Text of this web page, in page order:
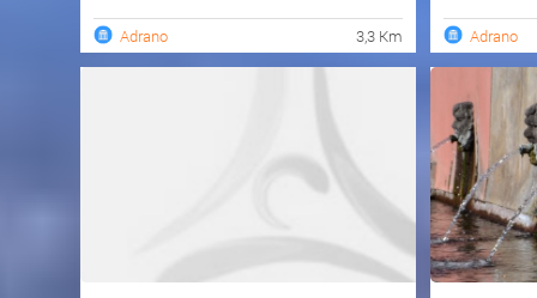
Adrano 3,3 Km Adrano